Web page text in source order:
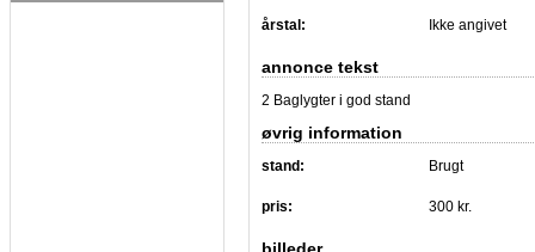
årstal: Ikke angivet
annonce tekst
2 Baglygter i god stand
øvrig information
stand: Brugt
pris: 300 kr.